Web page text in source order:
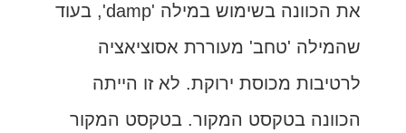
את הכוונה בשימוש במילה 'damp', בעוד
שהמילה 'טחב' מעוררת אסוציאציה
לרטיבות מכוסת ירוקת. לא זו הייתה
הכוונה בטקסט המקור. בטקסט המקור